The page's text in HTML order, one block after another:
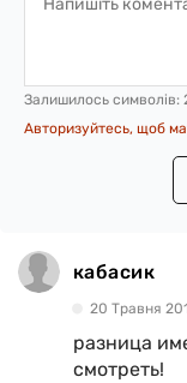
Залишилось символів:
Авторизуйтесь, щоб
кабасик
20 Травня
разница
смотреть!